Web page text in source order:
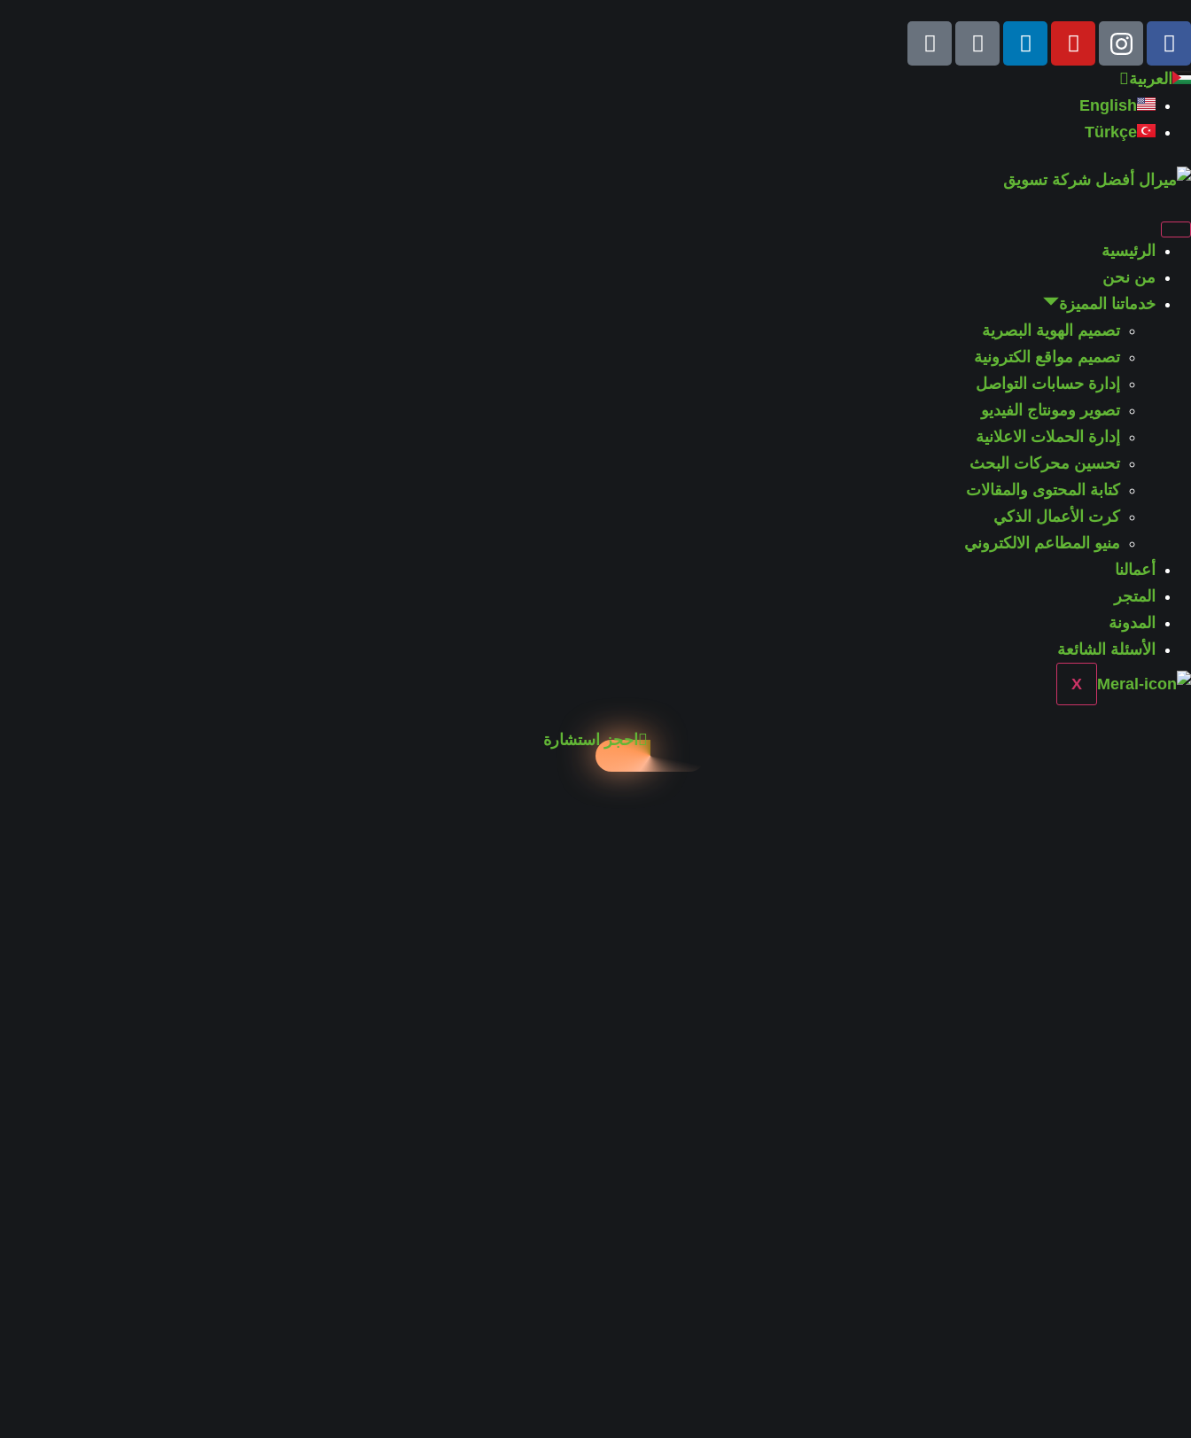
العربية
English
Türkçe
الرئيسية
من نحن
خدماتنا المميزة
تصميم الهوية البصرية
تصميم مواقع الكترونية
إدارة حسابات التواصل
تصوير ومونتاج الفيديو
إدارة الحملات الاعلانية
تحسين محركات البحث
كتابة المحتوى والمقالات
كرت الأعمال الذكي
منيو المطاعم الالكتروني
أعمالنا
المتجر
المدونة
الأسئلة الشائعة
X
احجز استشارة